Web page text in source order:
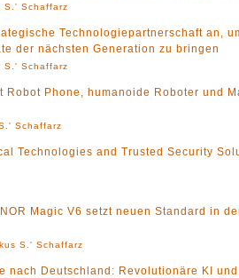
S.' Schaffarz
Technologiepartnerschaft an,
der nächsten Generation zu bringen
S.' Schaffarz
Robot Phone, humanoide Roboter und
Schaffarz
Technologies and Trusted Security
Magic V6 setzt neuen Standard in
S.' Schaffarz
nach Deutschland: Revolutionäre KI